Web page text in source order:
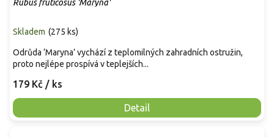
Rubus fruticosus 'Maryna'
Skladem (275 ks)
179 Kč / ks
Detail
Odrůda ‘Maryna’ vychází z teplomilných zahradních ostružin,
proto nejlépe prospívá v teplejších...